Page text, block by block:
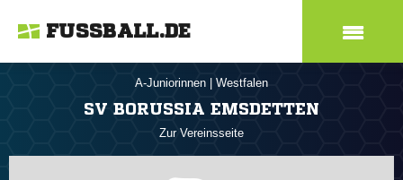
FUSSBALL.DE
A-Juniorinnen Westfalen
SV BORUSSIA EMSDETTEN
Zur Vereinsseite